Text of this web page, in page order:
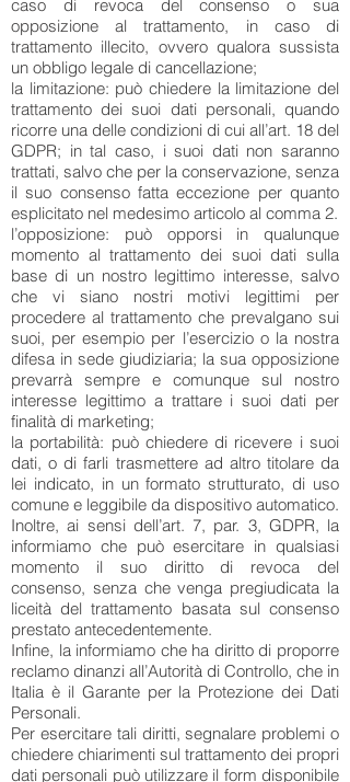
caso di revoca del consenso o sua
opposizione al trattamento, in caso di
trattamento illecito, ovvero qualora sussista
un obbligo legale di cancellazione;
la limitazione: può chiedere la limitazione del
trattamento dei suoi dati personali, quando
ricorre una delle condizioni di cui all’art. 18 del
GDPR; in tal caso, i suoi dati non saranno
trattati, salvo che per la conservazione, senza
il suo consenso fatta eccezione per quanto
esplicitato nel medesimo articolo al comma 2.
l’opposizione: può opporsi in qualunque
momento al trattamento dei suoi dati sulla
base di un nostro legittimo interesse, salvo
che vi siano nostri motivi legittimi per
procedere al trattamento che prevalgano sui
suoi, per esempio per l’esercizio o la nostra
difesa in sede giudiziaria; la sua opposizione
prevarrà sempre e comunque sul nostro
interesse legittimo a trattare i suoi dati per
finalità di marketing;
la portabilità: può chiedere di ricevere i suoi
dati, o di farli trasmettere ad altro titolare da
lei indicato, in un formato strutturato, di uso
comune e leggibile da dispositivo automatico.
Inoltre, ai sensi dell’art. 7, par. 3, GDPR, la
informiamo che può esercitare in qualsiasi
momento il suo diritto di revoca del
consenso, senza che venga pregiudicata la
liceità del trattamento basata sul consenso
prestato antecedentemente.
Infine, la informiamo che ha diritto di proporre
reclamo dinanzi all’Autorità di Controllo, che in
Italia è il Garante per la Protezione dei Dati
Personali.
Per esercitare tali diritti, segnalare problemi o
chiedere chiarimenti sul trattamento dei propri
dati personali può utilizzare il form disponibile